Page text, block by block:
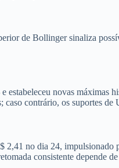
de Bollinger sinaliza
novas máximas
contrário, os suportes
no dia 24,
consistente depende